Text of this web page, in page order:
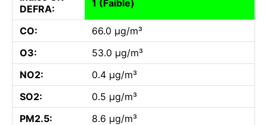
DEFRA:
1 (Faible)
CO:
66.0 µg/m³
O3:
53.0 µg/m³
NO2:
0.4 µg/m³
SO2:
0.5 µg/m³
PM2.5:
8.6 µg/m³